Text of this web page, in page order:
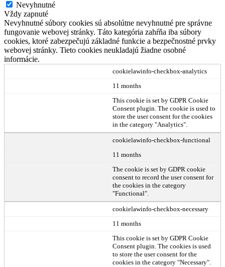
Nevyhnutné
Vždy zapnuté
Nevyhnutné súbory cookies sú absolútne nevyhnutné pre správne
fungovanie webovej stránky. Táto kategória zahŕňa iba súbory
cookies, ktoré zabezpečujú základné funkcie a bezpečnostné prvky
webovej stránky. Tieto cookies neukladajú žiadne osobné
informácie.
cookielawinfo-checkbox-analytics
11 months
This cookie is set by GDPR Cookie
Consent plugin. The cookie is used to
store the user consent for the cookies
in the category "Analytics".
cookielawinfo-checkbox-functional
11 months
The cookie is set by GDPR cookie
consent to record the user consent for
the cookies in the category
"Functional".
cookielawinfo-checkbox-necessary
11 months
This cookie is set by GDPR Cookie
Consent plugin. The cookies is used
to store the user consent for the
cookies in the category "Necessary".